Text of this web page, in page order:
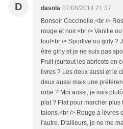
D dasola 07/08/2014 21:37
Bonsoir Coccinelle,<br />
rouge et noir.<br /> Vanille
tout<br /> Sportive ou girly ?
être girly et je ne suis pas
Fruit (surtout les abricots en
livres ? Les deux aussi et le
deux aussi mais une
robe ? Moi aussi, je suis
plat ? Plat pour marcher
talons.<br /> Rouge à lèvres
l'autre. D'ailleurs, je ne me